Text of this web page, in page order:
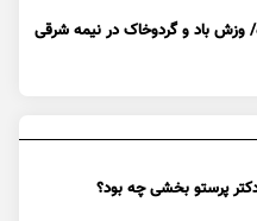
طی ۵ روز آینده/ وزش باد و گردوخاک در نیمه شرقی
پرستو بخشی چه بود؟